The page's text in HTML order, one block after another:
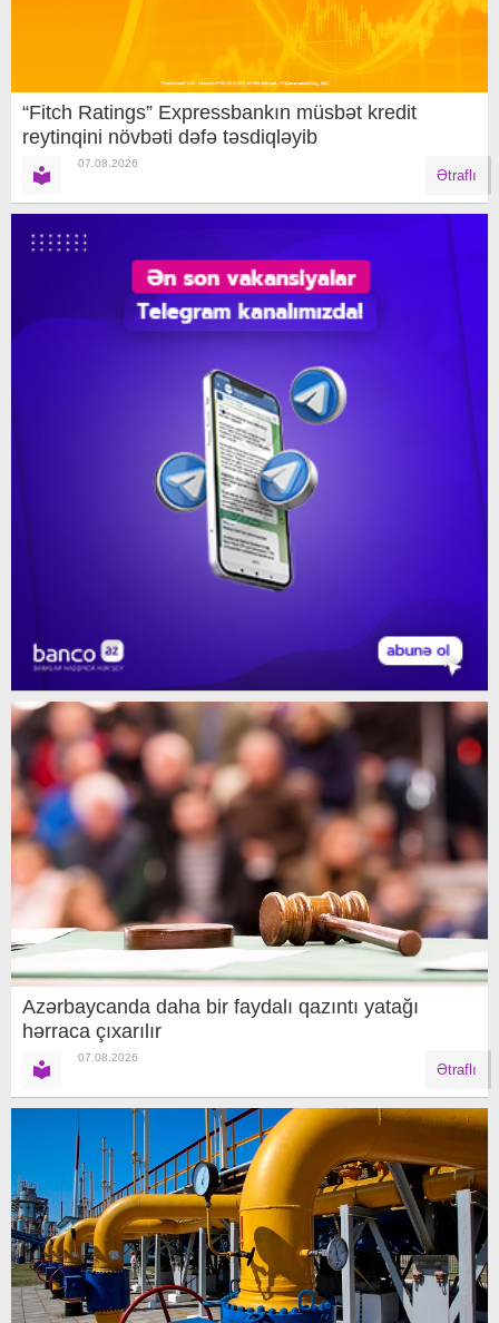
“Fitch Ratings” Expressbankın müsbət kredit
reytinqini növbəti dəfə təsdiqləyib
07.08.2026
Ətraflı
Azərbaycanda daha bir faydalı qazıntı yatağı
hərraca çıxarılır
07.08.2026
Ətraflı